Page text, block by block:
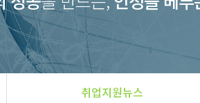
취업지원뉴스